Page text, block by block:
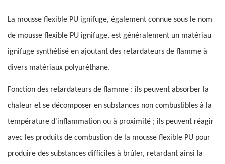
La mousse flexible PU ignifuge, également connue sous le nom
de mousse flexible PU ignifuge, est généralement un matériau
ignifuge synthétisé en ajoutant des retardateurs de flamme à
divers matériaux polyuréthane.
Fonction des retardateurs de flamme : ils peuvent absorber la
chaleur et se décomposer en substances non combustibles à la
température d'inflammation ou à proximité ; ils peuvent réagir
avec les produits de combustion de la mousse flexible PU pour
produire des substances difficiles à brûler, retardant ainsi la